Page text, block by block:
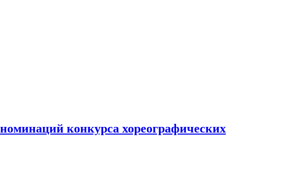
конкурса хореографических